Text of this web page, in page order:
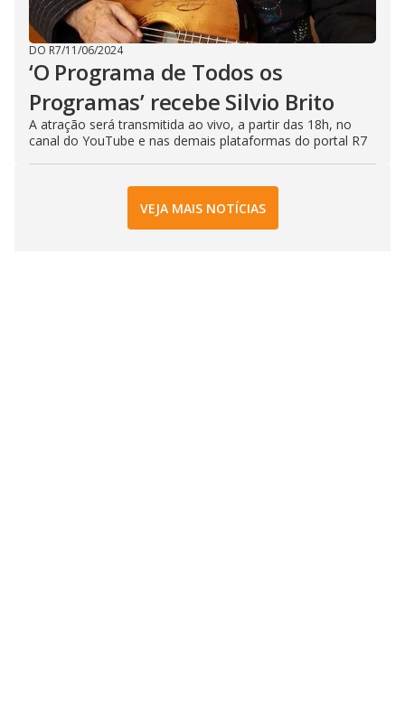
DO R7/11/06/2024
‘O Programa de Todos os
Programas’ recebe Silvio Brito
A atração será transmitida ao vivo, a partir das 18h, no
canal do YouTube e nas demais plataformas do portal R7
VEJA MAIS NOTÍCIAS